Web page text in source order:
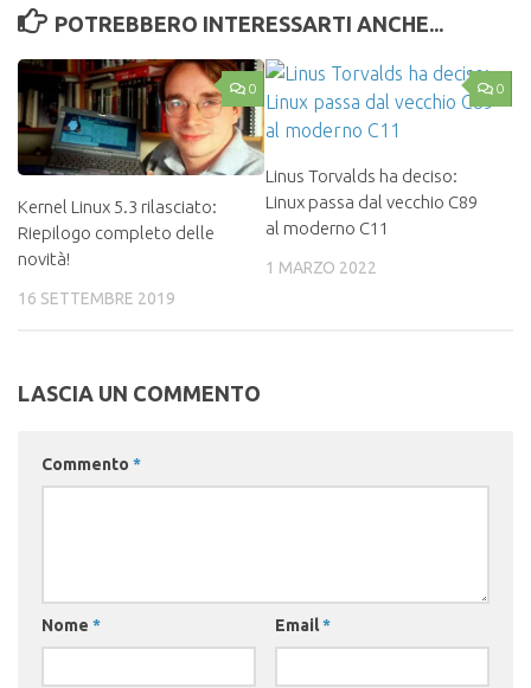
POTREBBERO INTERESSARTI ANCHE...
0
Kernel Linux 5.3 rilasciato:
Riepilogo completo delle
novità!
16 SETTEMBRE 2019
0
Linus Torvalds ha deciso:
Linux passa dal vecchio C89
al moderno C11
1 MARZO 2022
LASCIA UN COMMENTO
Commento *
Nome * Email*